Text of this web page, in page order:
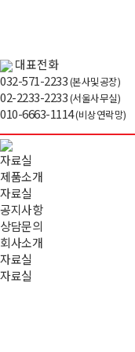
대표전화
032-571-2233(본사및공장)
02-2233-2233(서울사무실)
010-6663-1114(비상연락망)
자료실
제품소개
자료실
공지사항
상담문의
회사소개
자료실
자료실